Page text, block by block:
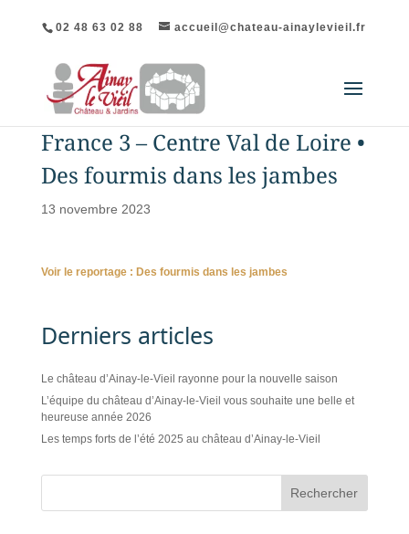
02 48 63 02 88 accueil@chateau-ainaylevieil.fr
France 3 – Centre Val de Loire •
Des fourmis dans les jambes
13 novembre 2023
Voir le reportage : Des fourmis dans les jambes
Derniers articles
Le château d’Ainay-le-Vieil rayonne pour la nouvelle saison
L’équipe du château d’Ainay-le-Vieil vous souhaite une belle et
heureuse année 2026
Les temps forts de l’été 2025 au château d’Ainay-le-Vieil